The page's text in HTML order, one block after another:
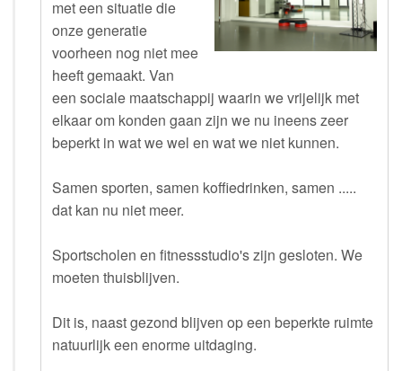
met een situatie die
onze generatie
voorheen nog niet mee
heeft gemaakt. Van
een sociale maatschappij waarin we vrijelijk met
elkaar om konden gaan zijn we nu ineens zeer
beperkt in wat we wel en wat we niet kunnen.
Samen sporten, samen koffiedrinken, samen .....
dat kan nu niet meer.
Sportscholen en fitnessstudio's zijn gesloten. We
moeten thuisblijven.
Dit is, naast gezond blijven op een beperkte ruimte
natuurlijk een enorme uitdaging.